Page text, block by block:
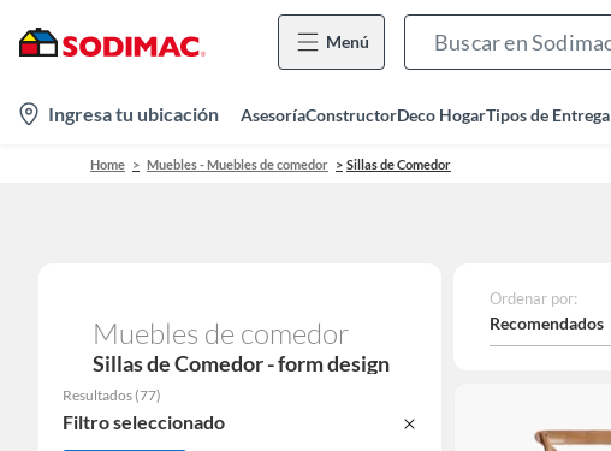
Menú
location-
icon
Ingresa tu ubicación AsesoríaConstructorDeco HogarTipos de Entrega
Home Muebles - Muebles de comedor Sillas de Comedor
Muebles de comedor
Sillas de Comedor - form design
Resultados (77)
Filtro seleccionado
Ordenar por:
Recomendados